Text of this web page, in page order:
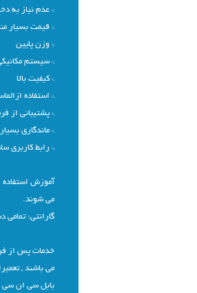
* عدم نیاز به
* قیمت بسیار
* وزن پایین
* سیستم
* کیفیت بالا
* استفاده
* پشتیبانی از
* ماندگاری بسیار
* رابط کاربری
آموزش
می شوند.
گارانتی:
می باشند ,
بابل سی ان سی